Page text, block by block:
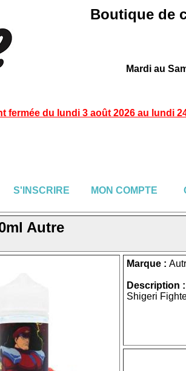
Boutique de
Mardi au
fermée du lundi 3 août 2026 au lundi
S'INSCRIRE MON COMPTE
Autre
Marque :
Description :
Shigeri